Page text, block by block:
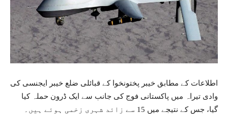
اطلاعات کے مطابق خیبر پختونخوا کے قبائلی ضلع خیبر ایجنسی کی
وادی تیراہ میں پاکستانی فوج کی جانب سے ایک ڈرون حملہ کیا
گیا، جس کے نتیجے میں 15 سے زائد شہری زخمی ہوئے ہیں۔